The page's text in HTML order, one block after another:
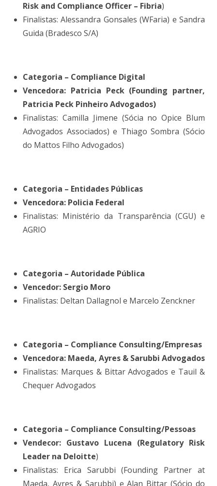
Risk and Compliance Officer – Fibria)
Finalistas: Alessandra Gonsales (WFaria) e Sandra
Guida (Bradesco S/A)
Categoria – Compliance Digital
Vencedora: Patricia Peck (Founding partner,
Patricia Peck Pinheiro Advogados)
Finalistas: Camilla Jimene (Sócia no Opice Blum
Advogados Associados) e Thiago Sombra (Sócio
do Mattos Filho Advogados)
Categoria – Entidades Públicas
Vencedora: Policia Federal
Finalistas: Ministério da Transparência (CGU) e
AGRIO
Categoria – Autoridade Pública
Vencedor: Sergio Moro
Finalistas: Deltan Dallagnol e Marcelo Zenckner
Categoria – Compliance Consulting/Empresas
Vencedora: Maeda, Ayres & Sarubbi Advogados
Finalistas: Marques & Bittar Advogados e Tauil &
Chequer Advogados
Categoria – Compliance Consulting/Pessoas
Vendecor: Gustavo Lucena (Regulatory Risk
Leader na Deloitte)
Finalistas: Erica Sarubbi (Founding Partner at
Maeda, Ayres & Sarubbi) e Alan Bittar (Sócio do